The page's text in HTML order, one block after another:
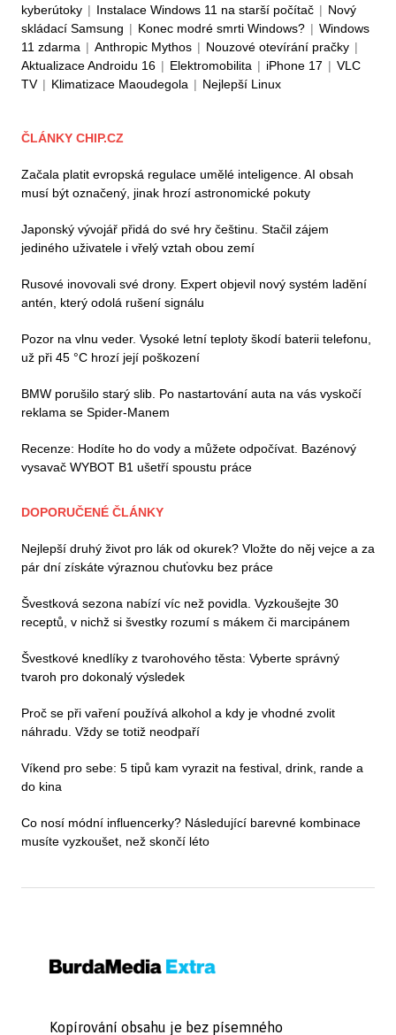
kyberútoky | Instalace Windows 11 na starší počítač | Nový
skládací Samsung | Konec modré smrti Windows? | Windows
11 zdarma | Anthropic Mythos | Nouzové otevírání pračky |
Aktualizace Androidu 16 | Elektromobilita | iPhone 17 | VLC
TV | Klimatizace Maoudegola | Nejlepší Linux
ČLÁNKY CHIP.CZ
Začala platit evropská regulace umělé inteligence. AI obsah
musí být označený, jinak hrozí astronomické pokuty
Japonský vývojář přidá do své hry češtinu. Stačil zájem
jediného uživatele i vřelý vztah obou zemí
Rusové inovovali své drony. Expert objevil nový systém ladění
antén, který odolá rušení signálu
Pozor na vlnu veder. Vysoké letní teploty škodí baterii telefonu,
už při 45 °C hrozí její poškození
BMW porušilo starý slib. Po nastartování auta na vás vyskočí
reklama se Spider-Manem
Recenze: Hodíte ho do vody a můžete odpočívat. Bazénový
vysavač WYBOT B1 ušetří spoustu práce
DOPORUČENÉ ČLÁNKY
Nejlepší druhý život pro lák od okurek? Vložte do něj vejce a za
pár dní získáte výraznou chuťovku bez práce
Švestková sezona nabízí víc než povidla. Vyzkoušejte 30
receptů, v nichž si švestky rozumí s mákem či marcipánem
Švestkové knedlíky z tvarohového těsta: Vyberte správný
tvaroh pro dokonalý výsledek
Proč se při vaření používá alkohol a kdy je vhodné zvolit
náhradu. Vždy se totiž neodpaří
Víkend pro sebe: 5 tipů kam vyrazit na festival, drink, rande a
do kina
Co nosí módní influencerky? Následující barevné kombinace
musíte vyzkoušet, než skončí léto
Kopírování obsahu je bez písemného